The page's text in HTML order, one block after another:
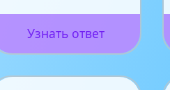
Узнать ответ